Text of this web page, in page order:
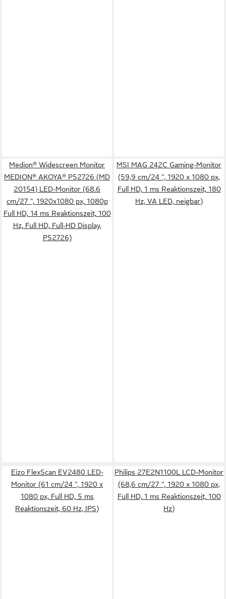
Medion® Widescreen Monitor
MEDION® AKOYA® P52726 (MD
20154) LED-Monitor (68.6
cm/27 ", 1920x1080 px, 1080p
Full HD, 14 ms Reaktionszeit, 100
Hz, Full HD, Full-HD Display,
P52726)
MSI MAG 242C Gaming-Monitor
(59,9 cm/24 ", 1920 x 1080 px,
Full HD, 1 ms Reaktionszeit, 180
Hz, VA LED, neigbar)
Eizo FlexScan EV2480 LED-
Monitor (61 cm/24 ", 1920 x
1080 px, Full HD, 5 ms
Reaktionszeit, 60 Hz, IPS)
Philips 27E2N1100L LCD-Monitor
(68,6 cm/27 ", 1920 x 1080 px,
Full HD, 1 ms Reaktionszeit, 100
Hz)